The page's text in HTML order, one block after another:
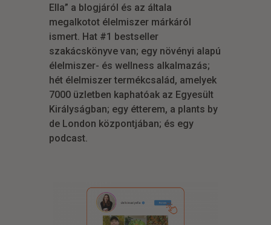
Ella” a blogjáról és az általa
megalkotot élelmiszer márkáról
ismert. Hat #1 bestseller
szakácskönyve van; egy növényi alapú
élelmiszer- és wellness alkalmazás;
hét élelmiszer termékcsalád, amelyek
7000 üzletben kaphatóak az Egyesült
Királyságban; egy étterem, a plants by
de London központjában; és egy
podcast.